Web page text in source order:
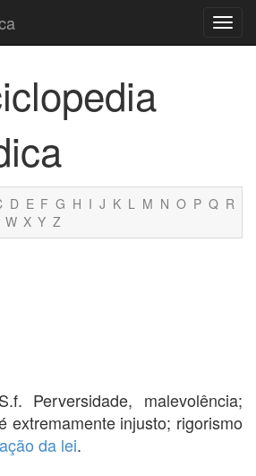
D E F G H I J K L M N O P Q R
W X Y Z
Perversidade, malevolência;
extremamente injusto; rigorismo
da lei.